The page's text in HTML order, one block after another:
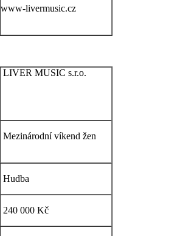
www-livermusic.cz
LIVER MUSIC s.r.o.
Mezinárodní víkend žen
Hudba
240 000 Kč